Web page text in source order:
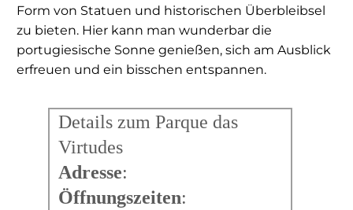
Form von Statuen und historischen Überbleibsel
zu bieten. Hier kann man wunderbar die
portugiesische Sonne genießen, sich am Ausblick
erfreuen und ein bisschen entspannen.
Details zum Parque das
Virtudes
Adresse:
Öffnungszeiten: